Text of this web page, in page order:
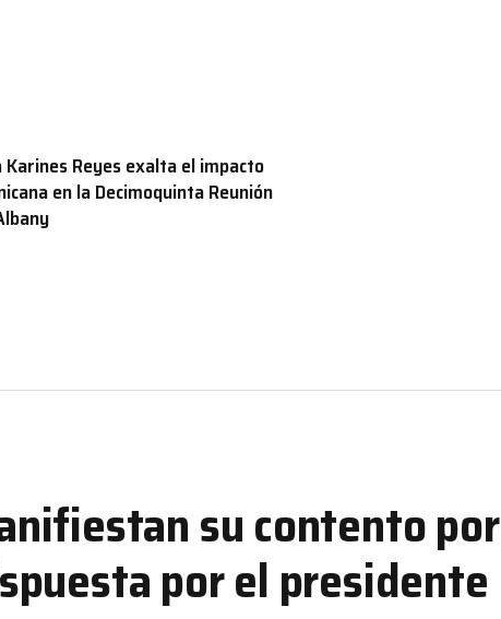
Karines Reyes exalta el impacto
en la Decimoquinta Reunión
su contento por
por el presidente